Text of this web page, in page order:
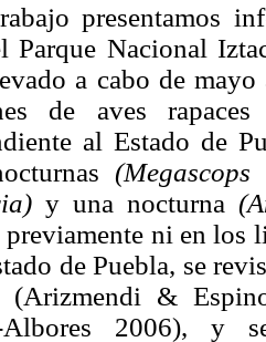
presentamos
Parque Nacional
a cabo de
de aves
al Estado de
y una nocturna
previamente ni en los
de Puebla, se
(Arizmendi &
Albores 2006), y